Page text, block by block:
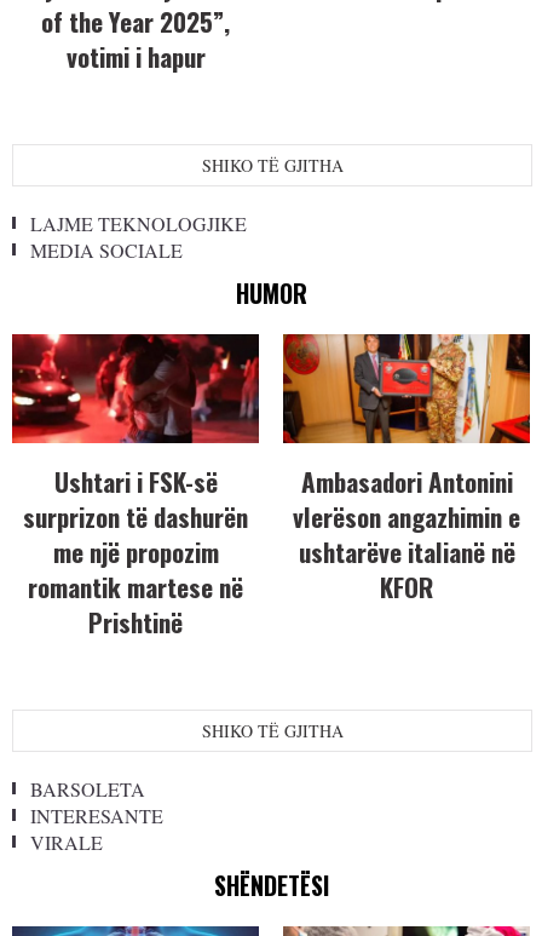
of the Year 2025”,
votimi i hapur
SHIKO TË GJITHA
LAJME TEKNOLOGJIKE
MEDIA SOCIALE
HUMOR
Ushtari i FSK-së
surprizon të dashurën
me një propozim
romantik martese në
Prishtinë
Ambasadori Antonini
vlerëson angazhimin e
ushtarëve italianë në
KFOR
SHIKO TË GJITHA
BARSOLETA
INTERESANTE
VIRALE
SHËNDETËSI